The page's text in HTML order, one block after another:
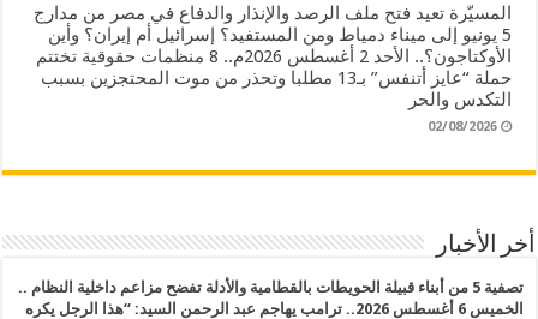
المسيّرة تعيد فتح ملف الرصد والإنذار والدفاع في مصر من مدارج
5 يونيو إلى ميناء دمياط ومن المستفيد؟ إسرائيل أم إيران؟ وأين
الأوكتاجون؟.. الأحد 2 أغسطس 2026م.. 8 منظمات حقوقية تختتم
حملة “عايز أتنفس” بـ13 مطلبا وتحذر من موت المحتجزين بسبب
التكدس والحر
02/08/2026
أخر الأخبار
تصفية 5 من أبناء قبيلة الحويطات بالقطامية والأدلة تفضح مزاعم داخلية النظام ..
الخميس 6 أغسطس 2026.. ترامب يهاجم عبد الرحمن السيد: “هذا الرجل يكره